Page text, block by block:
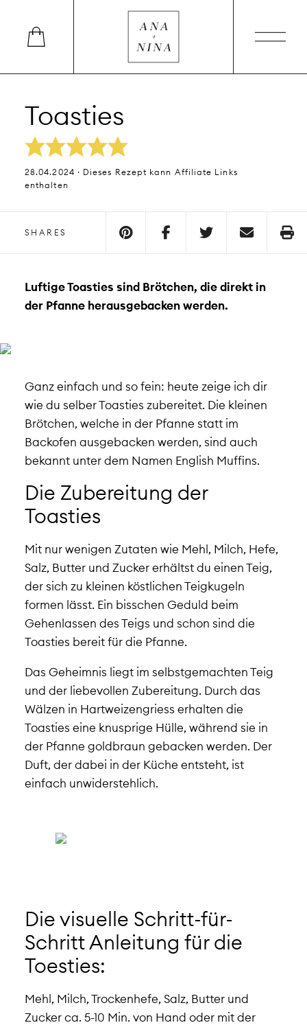
Toasties
28.04.2024 · Dieses Rezept kann Affiliate Links
enthalten
SHARES
Luftige Toasties sind Brötchen, die direkt in
der Pfanne herausgebacken werden.
Ganz einfach und so fein: heute zeige ich dir
wie du selber Toasties zubereitet. Die kleinen
Brötchen, welche in der Pfanne statt im
Backofen ausgebacken werden, sind auch
bekannt unter dem Namen English Muffins.
Die Zubereitung der
Toasties
Mit nur wenigen Zutaten wie Mehl, Milch, Hefe,
Salz, Butter und Zucker erhältst du einen Teig,
der sich zu kleinen köstlichen Teigkugeln
formen lässt. Ein bisschen Geduld beim
Gehenlassen des Teigs und schon sind die
Toasties bereit für die Pfanne.
Das Geheimnis liegt im selbstgemachten Teig
und der liebevollen Zubereitung. Durch das
Wälzen in Hartweizengriess erhalten die
Toasties eine knusprige Hülle, während sie in
der Pfanne goldbraun gebacken werden. Der
Duft, der dabei in der Küche entsteht, ist
einfach unwiderstehlich.
Die visuelle Schritt-für-
Schritt Anleitung für die
Toesties:
Mehl, Milch, Trockenhefe, Salz, Butter und
Zucker ca. 5-10 Min. von Hand oder mit der